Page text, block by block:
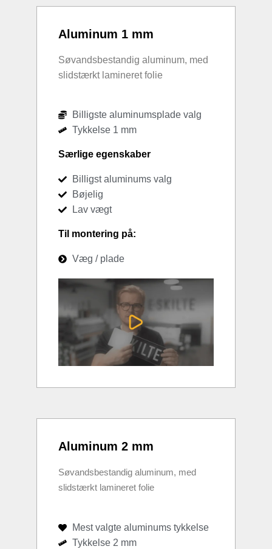
Aluminum 1 mm
Søvandsbestandig aluminum, med
slidstærkt lamineret folie
Billigste aluminumsplade valg
Tykkelse 1 mm
Særlige egenskaber
Billigst aluminums valg
Bøjelig
Lav vægt
Til montering på:
Væg / plade
Aluminum 2 mm
Søvandsbestandig aluminum, med
slidstærkt lamineret folie
Mest valgte aluminums tykkelse
Tykkelse 2 mm